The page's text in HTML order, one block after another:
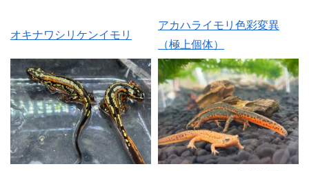
オキナワシリケンイモリ
アカハライモリ色彩変異
（極上個体）